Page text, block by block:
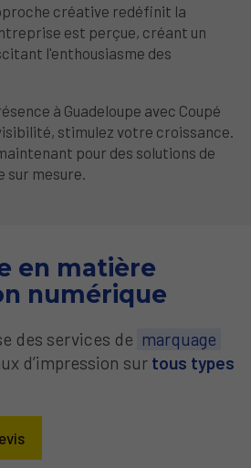
créative redéfinit la
est perçue, créant un
l'enthousiasme des
à Guadeloupe avec Coupé
stimulez votre croissance.
pour des solutions de
mesure.
en matière
numérique
des services de marquage
d’impression sur tous types